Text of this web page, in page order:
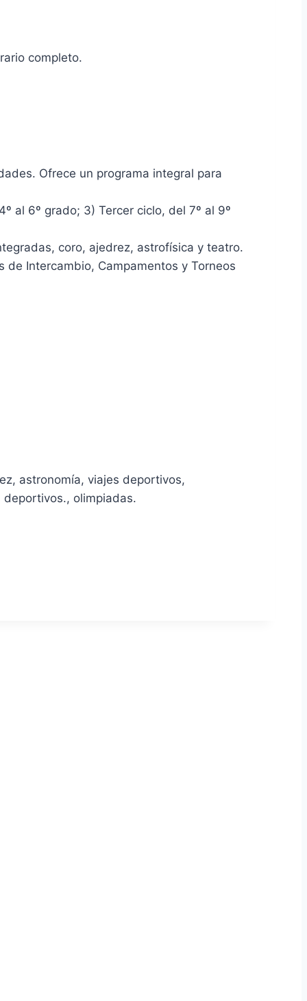
completo.
Ofrece un programa integral para
al 6º grado; 3) Tercer ciclo, del 7º al 9º
coro, ajedrez, astrofísica y teatro.
Intercambio, Campamentos y Torneos
astronomía, viajes deportivos,
olimpiadas.